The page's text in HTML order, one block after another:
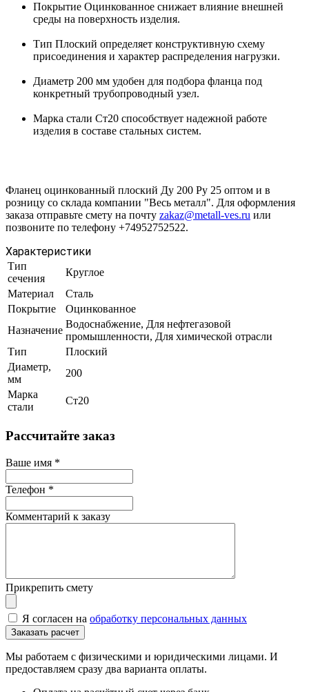
Покрытие Оцинкованное снижает влияние внешней
среды на поверхность изделия.
Тип Плоский определяет конструктивную схему
присоединения и характер распределения нагрузки.
Диаметр 200 мм удобен для подбора фланца под
конкретный трубопроводный узел.
Марка стали Ст20 способствует надежной работе
изделия в составе стальных систем.
Фланец оцинкованный плоский Ду 200 Ру 25 оптом и в
розницу со склада компании "Весь металл". Для оформления
заказа отправьте смету на почту zakaz@metall-ves.ru или
позвоните по телефону +74952752522.
Характеристики
Тип
сечения
Круглое
Материал
Сталь
Покрытие
Оцинкованное
Назначение
Водоснабжение, Для нефтегазовой
промышленности, Для химической отрасли
Тип
Плоский
Диаметр,
мм
200
Марка
стали
Ст20
Рассчитайте заказ
Ваше имя *
Телефон *
Комментарий к заказу
Прикрепить смету
Я согласен на обработку персональных данных
Мы работаем с физическими и юридическими лицами. И
предоставляем сразу два варианта оплаты.